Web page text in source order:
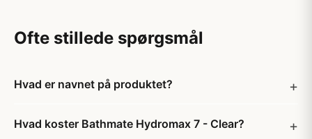
Ofte stillede spørgsmål
Hvad er navnet på produktet?
Hvad koster Bathmate Hydromax 7 - Clear?